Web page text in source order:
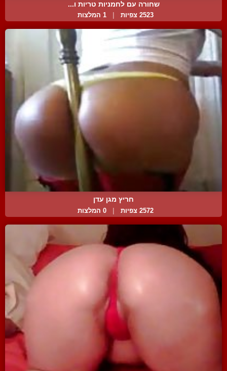
שחורה עם לחמניות טריות ו...
2523 צפיות 1 המלצות
חריץ מגן עדן
2572 צפיות 0 המלצות